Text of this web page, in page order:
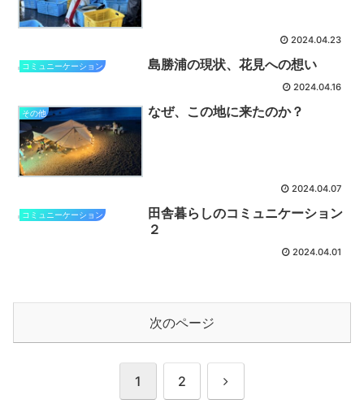
2024.04.23
コミュニーケーション 島勝浦の現状、花見への想い
2024.04.16
その他 なぜ、この地に来たのか？
2024.04.07
コミュニーケーション
田舎暮らしのコミュニケーション
２
2024.04.01
次のページ
1 2 次